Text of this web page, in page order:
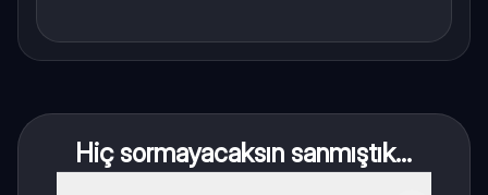
Hiç sormayacaksın sanmıştık...